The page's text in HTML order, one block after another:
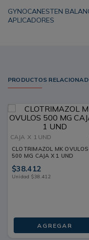
GYNOCANESTEN
APLICADORES
PRODUCTOS
CAJA X 1 UND
CLOTRIMAZOL MK OVULOS
500 MG CAJA X 1 UND
$38.412
Unidad $38.412
AGREGAR